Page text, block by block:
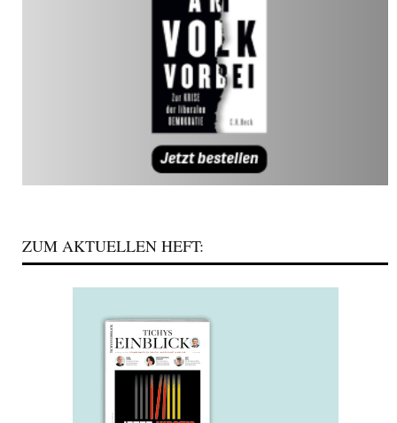
ZUM AKTUELLEN HEFT: